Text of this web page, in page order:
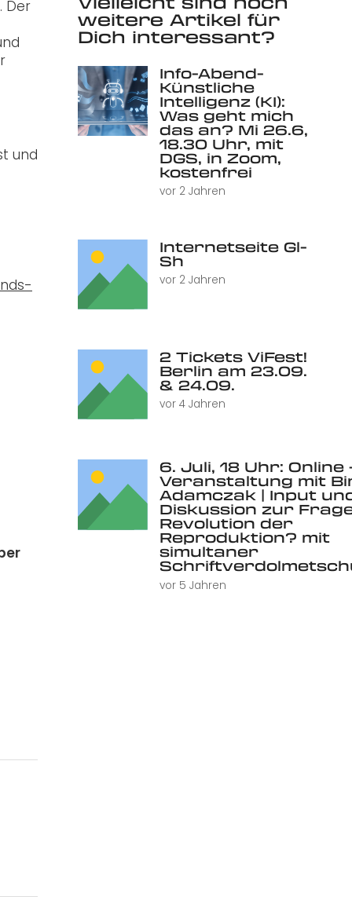
Der
und
weitere Artikel für
Dich interessant?
Info-Abend-
Künstliche
Intelligenz (KI):
Was geht mich
das an? Mi 26.6,
18.30 Uhr, mit
DGS, in Zoom,
kostenfrei
vor 2 Jahren
Internetseite Gl-
Sh
vor 2 Jahren
2 Tickets ViFest!
Berlin am 23.09.
& 24.09.
vor 4 Jahren
6. Juli, 18 Uhr: Online
Veranstaltung mit
Adamczak | Input
Diskussion zur
Revolution der
Reproduktion? mit
simultaner
vor 5 Jahren